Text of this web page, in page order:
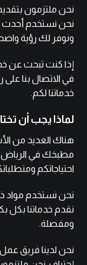
نحن ملتزمون بتقديم
نحن نستخدم أحدث
ونوفر لك رؤية
إذا كنت تبحث عن
في الاتصال بنا على
خدماتنا لكم.
لماذا يجب أن
هناك العديد من
مطبخك في الرياض.
احتياجاتكم
نحن نستخدم مواد
نقدم خدماتنا
ومفصلة.
نحن لدينا فريق